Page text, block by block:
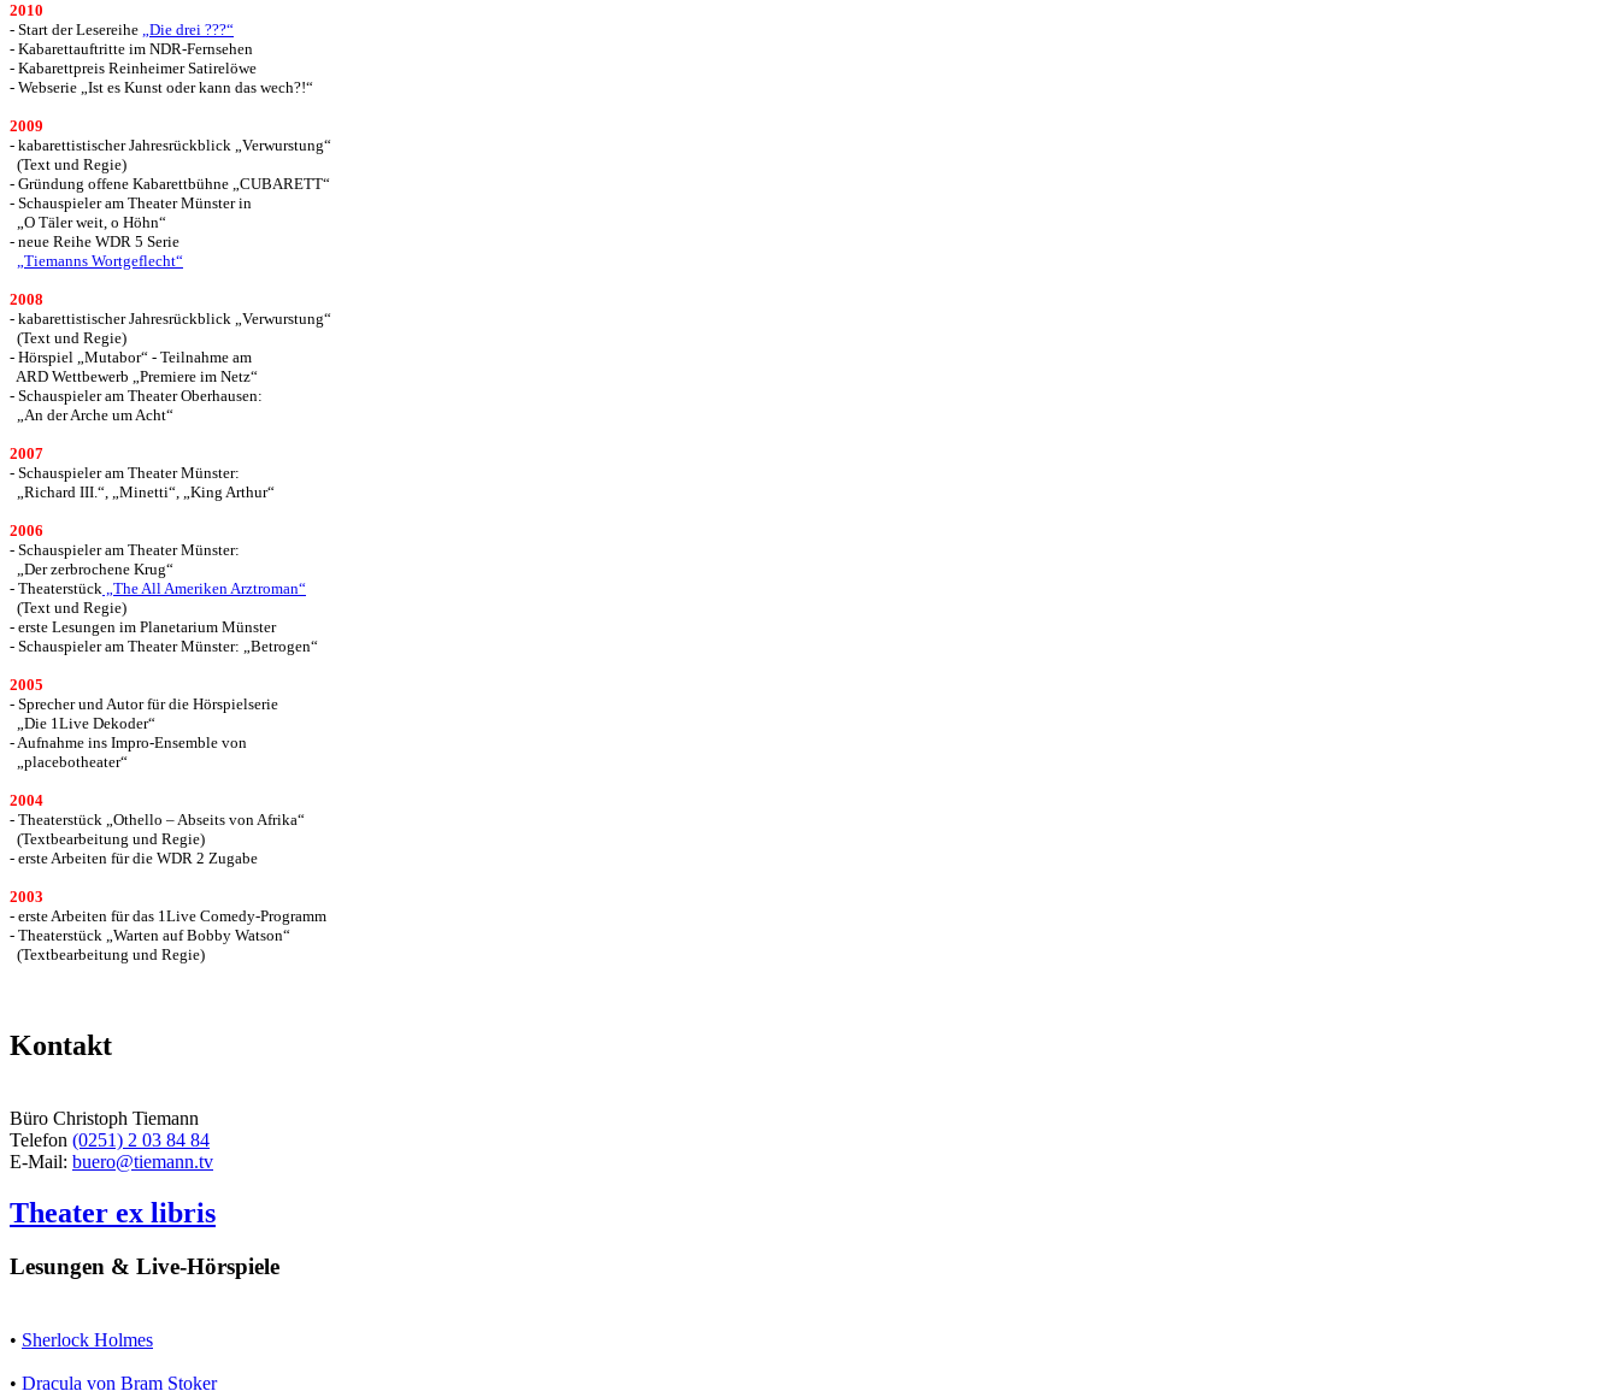
2010
- Start der Lesereihe „Die drei ???“
- Kabarettauftritte im NDR-Fernsehen
- Kabarettpreis Reinheimer Satirelöwe
- Webserie „Ist es Kunst oder kann das wech?!“
2009
- kabarettistischer Jahresrückblick „Verwurstung“
(Text und Regie)
- Gründung offene Kabarettbühne „CUBARETT“
- Schauspieler am Theater Münster in
„O Täler weit, o Höhn“
- neue Reihe WDR 5 Serie
„Tiemanns Wortgeflecht“
2008
- kabarettistischer Jahresrückblick „Verwurstung“
(Text und Regie)
- Hörspiel „Mutabor“ - Teilnahme am
ARD Wettbewerb „Premiere im Netz“
- Schauspieler am Theater Oberhausen:
„An der Arche um Acht“
2007
- Schauspieler am Theater Münster:
„Richard III.“, „Minetti“, „King Arthur“
2006
- Schauspieler am Theater Münster:
„Der zerbrochene Krug“
- Theaterstück „The All Ameriken Arztroman“
(Text und Regie)
- erste Lesungen im Planetarium Münster
- Schauspieler am Theater Münster: „Betrogen“
2005
- Sprecher und Autor für die Hörspielserie
„Die 1Live Dekoder“
- Aufnahme ins Impro-Ensemble von
„placebotheater“
2004
- Theaterstück „Othello – Abseits von Afrika“
(Textbearbeitung und Regie)
- erste Arbeiten für die WDR 2 Zugabe
2003
- erste Arbeiten für das 1Live Comedy-Programm
- Theaterstück „Warten auf Bobby Watson“
(Textbearbeitung und Regie)
Kontakt
Büro Christoph Tiemann
Telefon (0251) 2 03 84 84
E-Mail: buero@tiemann.tv
Theater ex libris
Lesungen & Live-Hörspiele
• Sherlock Holmes
• Dracula von Bram Stoker